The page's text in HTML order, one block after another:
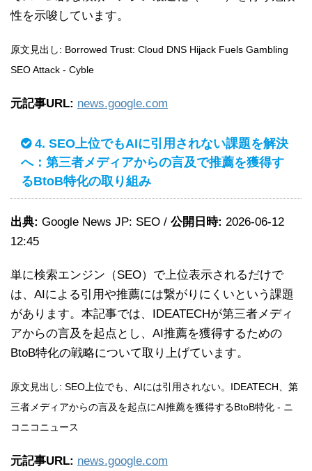
性を示唆しています。
原文見出し: Borrowed Trust: Cloud DNS Hijack Fuels Gambling
SEO Attack - Cyble
元記事URL: news.google.com
4. SEO上位でもAIに引用されない課題を解決
へ：第三者メディアからの言及で推薦を獲得す
るBtoB特化の取り組み
出典: Google News JP: SEO / 公開日時: 2026-06-12
12:45
単に検索エンジン（SEO）で上位表示されるだけで
は、AIによる引用や推薦には繋がりにくいという課題
があります。本記事では、IDEATECHが第三者メディ
アからの言及を起点とし、AI推薦を獲得するための
BtoB特化の戦略について取り上げています。
原文見出し: SEO上位でも、AIには引用されない。IDEATECH、第
三者メディアからの言及を起点にAI推薦を獲得するBtoB特化 - ニ
コニコニュース
元記事URL: news.google.com